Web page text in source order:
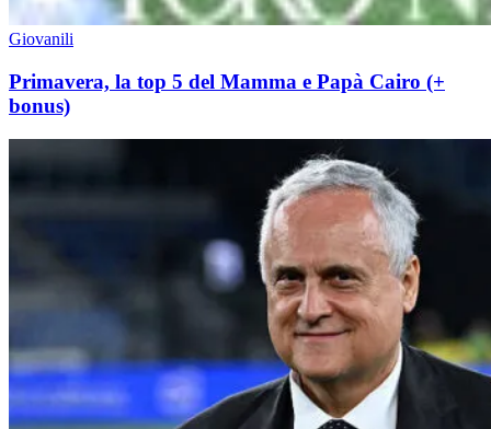
Giovanili
Primavera, la top 5 del Mamma e Papà Cairo (+
bonus)